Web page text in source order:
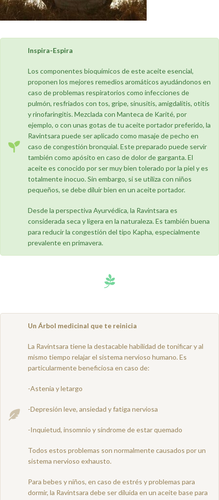
Inspira-Espira
Los componentes bioquímicos de este aceite esencial,
proponen los mejores remedios aromáticos ayudándonos en
caso de problemas respiratorios como infecciones de
pulmón, resfriados con tos, gripe, sinusitis, amigdalitis, otitis
y rinofaringitis. Mezclada con Manteca de Karité, por
ejemplo, o con unas gotas de tu aceite portador preferido, la
Ravintsara puede ser aplicado como masaje de pecho en
caso de congestión bronquial. Este preparado puede servir
también como apósito en caso de dolor de garganta. El
aceite es conocido por ser muy bien tolerado por la piel y es
totalmente inocuo. Sin embargo, si se utiliza con niños
pequeños, se debe diluir bien en un aceite portador.
Desde la perspectiva Ayurvédica, la Ravintsara es
considerada seca y ligera en la naturaleza. Es también buena
para reducir la congestión del tipo Kapha, especialmente
prevalente en primavera.
Un Árbol medicinal que te reinicia
La Ravintsara tiene la destacable habilidad de tonificar y al
mismo tiempo relajar el sistema nervioso humano. Es
particularmente beneficiosa en caso de:
-Astenia y letargo
-Depresión leve, ansiedad y fatiga nerviosa
-Inquietud, insomnio y síndrome de estar quemado
Todos estos problemas son normalmente causados por un
sistema nervioso exhausto.
Para bebes y niños, en caso de estrés y problemas para
dormir, la Ravintsara debe ser diluida en un aceite base para